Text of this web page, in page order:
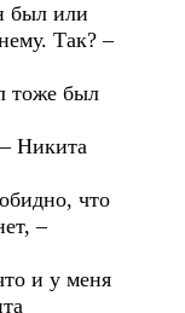
был или
Так? –
был
Никита
что
–
и у меня